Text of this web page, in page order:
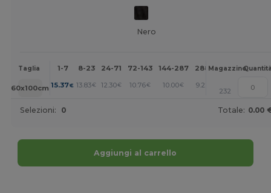
Nero
Taglia 1-7 8-23 24-71 72-143 144-287 288 + Altri
Magazzino
60x100cm 15.37€ 13.83€ 12.30€ 10.76€ 10.00€ 9.22 +
232
Selezioni: 0 Totale: 0.00
Aggiungi al carrello